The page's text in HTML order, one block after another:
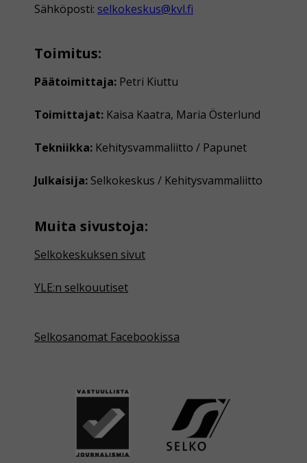
Sähköposti: selkokeskus@kvl.fi
Toimitus:
Päätoimittaja: Petri Kiuttu
Toimittajat: Kaisa Kaatra, Maria Österlund
Tekniikka: Kehitysvammaliitto / Papunet
Julkaisija: Selkokeskus / Kehitysvammaliitto
Muita sivustoja:
Selkokeskuksen sivut
YLE:n selkouutiset
Selkosanomat Facebookissa